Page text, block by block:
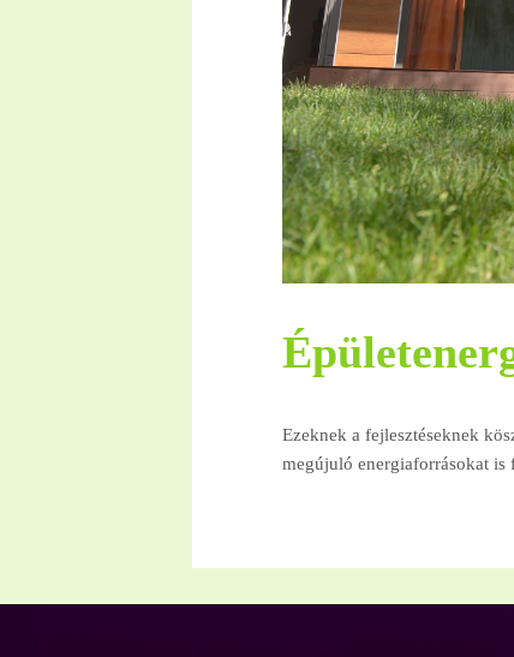
Ezeknek a fejlesztéseknek
megújuló energiaforrásokat is